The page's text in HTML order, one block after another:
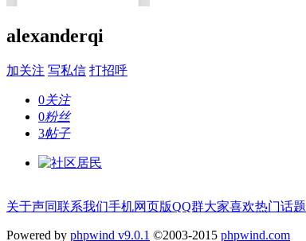
alexanderqi
加关注 写私信 打招呼
0关注
0粉丝
3帖子
关于声同联系我们手机网页版QQ群大家喜欢热门话题
Powered by phpwind v9.0.1 ©2003-2015 phpwind.com